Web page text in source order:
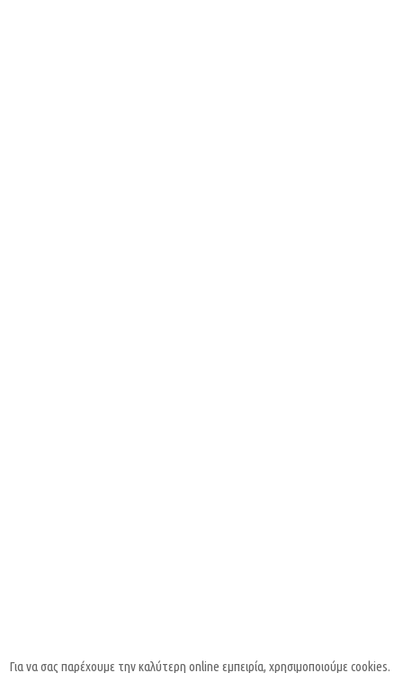
Για να σας παρέχουμε την καλύτερη online εμπειρία, χρησιμοποιούμε cookies.